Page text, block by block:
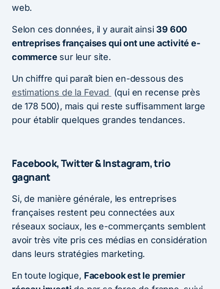
web.
Selon ces données, il y aurait ainsi 39 600
entreprises françaises qui ont une activité e-
commerce sur leur site.
Un chiffre qui paraît bien en-dessous des
estimations de la Fevad
(qui en recense près
de 178 500), mais qui reste suffisamment large
pour établir quelques grandes tendances.
Facebook, Twitter & Instagram, trio
gagnant
Si, de manière générale, les entreprises
françaises restent peu connectées aux
réseaux sociaux, les e-commerçants semblent
avoir très vite pris ces médias en considération
dans leurs stratégies marketing.
En toute logique, Facebook est le premier